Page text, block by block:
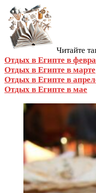
Читайте
Отдых в Египте в
Отдых в Египте в марте
Отдых в Египте в
Отдых в Египте в мае